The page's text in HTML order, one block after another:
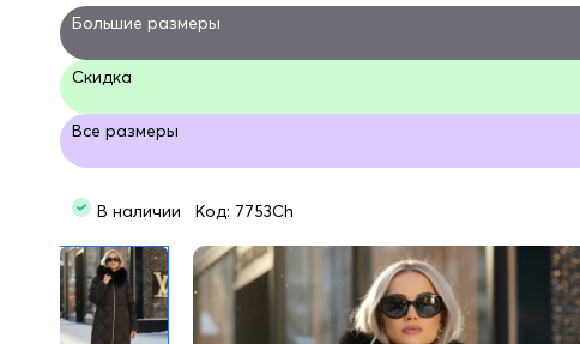
Большие размеры
Скидка
Все размеры
В наличии Код: 7753Ch